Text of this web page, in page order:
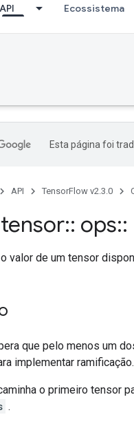
API Ecossistema
Esta página foi
API TensorFlow v2.3.0
:: ops::
o valor de um tensor
que pelo menos um
implementar ramificação.
o primeiro tensor
.